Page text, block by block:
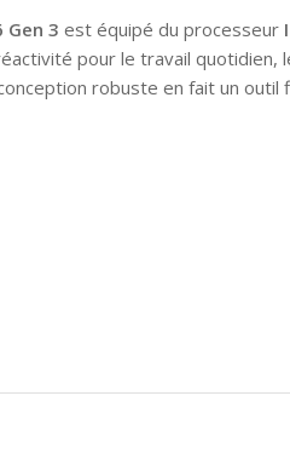
Gen 3 est équipé du processeur
pour le travail quotidien,
robuste en fait un outil